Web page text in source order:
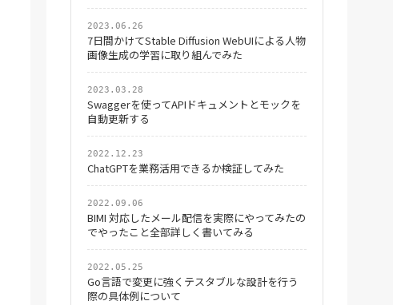
2023.06.26
7日間かけてStable Diffusion WebUIによる人物
画像生成の学習に取り組んでみた
2023.03.28
Swaggerを使ってAPIドキュメントとモックを
自動更新する
2022.12.23
ChatGPTを業務活用できるか検証してみた
2022.09.06
BIMI 対応したメール配信を実際にやってみたの
でやったこと全部詳しく書いてみる
2022.05.25
Go言語で変更に強くテスタブルな設計を行う
際の具体例について